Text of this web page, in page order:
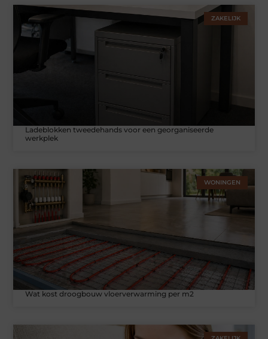
ZAKELIJK
Ladeblokken tweedehands voor een georganiseerde
werkplek
WONINGEN
Wat kost droogbouw vloerverwarming per m2